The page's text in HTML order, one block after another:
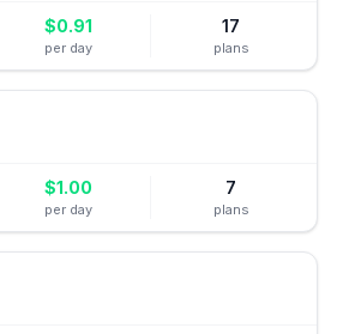
$0.91
per day
17
plans
$1.00
per day
7
plans